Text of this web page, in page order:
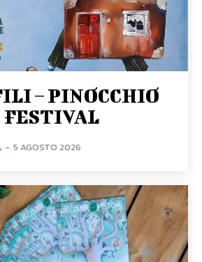
– PINOCCHIO
FESTIVAL
- 5 AGOSTO 2026